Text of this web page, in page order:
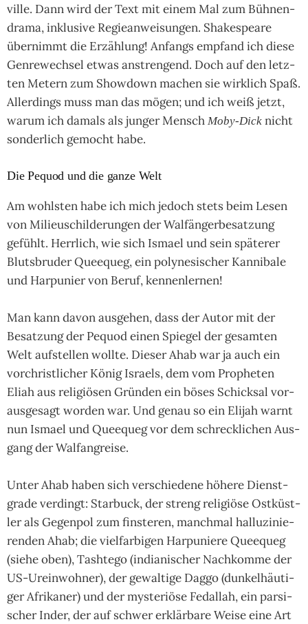
ville. Dann wird der Text mit einem Mal zum Büh­nen­
drama, inklu­sive Regie­anwei­sun­gen. Sha­kes­peare
über­nimmt die Erzäh­lung! Anfangs emp­fand ich diese
Gen­rewech­sel etwas anstren­gend. Doch auf den letz­
ten Metern zum Show­down machen sie wirk­lich Spaß.
Aller­dings muss man das mögen; und ich weiß jetzt,
warum ich damals als jun­ger Mensch Moby-Dick nicht
son­der­lich gemocht habe.
Die Pequod und die ganze Welt
Am wohls­ten habe ich mich jedoch stets beim Lesen
von Milieu­schil­derun­gen der Wal­fän­ger­besat­zung
gefühlt. Herr­lich, wie sich Ismael und sein spä­te­rer
Bluts­bru­der Quee­queg, ein poly­nesi­scher Kanni­bale
und Har­pu­nier von Beruf, ken­nen­ler­nen!
Man kann davon aus­ge­hen, dass der Autor mit der
Besat­zung der Pequod einen Spie­gel der gesam­ten
Welt auf­stel­len wollte. Dieser Ahab war ja auch ein
vor­christ­li­cher König Israels, dem vom Pro­phe­ten
Eliah aus reli­giö­sen Grün­den ein böses Schick­sal vor­
aus­ge­sagt wor­den war. Und genau so ein Eli­jah warnt
nun Ismael und Quee­queg vor dem schreck­li­chen Aus­
gang der Wal­fang­reise.
Unter Ahab haben sich ver­schie­dene höhere Dienst­
grade ver­dingt: Star­buck, der streng reli­giöse Ost­küst­
ler als Gegen­pol zum fins­te­ren, manch­mal hallu­zinie­
ren­den Ahab; die viel­far­bi­gen Har­pu­niere Quee­queg
(siehe oben), Tash­tego (india­ni­scher Nach­komme der
US-Urein­woh­ner), der gewal­tige Daggo (dun­kel­häu­ti­
ger Afri­ka­ner) und der mys­teri­öse Fedal­lah, ein par­si­
scher Inder, der auf schwer erklär­bare Weise eine Art